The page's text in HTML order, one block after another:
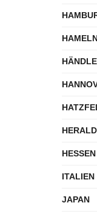
HESSEN
ITALIEN
JAPAN